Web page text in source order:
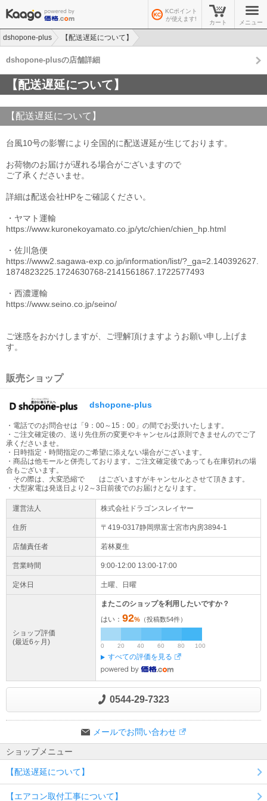
KCポイント
が使えます!
カート メニュー
dshopone-plus 【配送遅延について】
dshopone-plusの店舗詳細
【配送遅延について】
【配送遅延について】
台風10号の影響により全国的に配送遅延が生じております。
お荷物のお届けが遅れる場合がございますので
ご了承くださいませ。
詳細は配送会社HPをご確認ください。
・ヤマト運輸
https://www.kuronekoyamato.co.jp/ytc/chien/chien_hp.html
・佐川急便
https://www2.sagawa-exp.co.jp/information/list/?_ga=2.140392627.
1874823225.1724630768-2141561867.1722577493
・西濃運輸
https://www.seino.co.jp/seino/
ご迷惑をおかけしますが、ご理解頂けますようお願い申し上げま
す。
販売ショップ
dshopone-plus
・電話でのお問合せは「9：00～15：00」の間でお受けいたします。
・ご注文確定後の、送り先住所の変更やキャンセルは原則できませんのでご了
承くださいませ。
・日時指定・時間指定のご希望に添えない場合がございます。
・商品は他モールと併売しております。ご注文確定後であっても在庫切れの場
合もございます。
その際は、大変恐縮で はございますがキャンセルとさせて頂きます。
・大型家電は発送日より2～3日前後でのお届けとなります。
運営法人 株式会社ドラゴンスレイヤー
住所 〒419-0317静岡県富士宮市内房3894-1
店舗責任者 若林夏生
営業時間 9:00-12:00 13:00-17:00
定休日 土曜、日曜
ショップ評価
(最近6ヶ月)
またこのショップを利用したいですか？
はい： 92% （投稿数54件）
0 20 40 60 80 100
すべての評価を見る
0544-29-7323
メールでお問い合わせ
ショップメニュー
【配送遅延について】
【エアコン取付工事について】